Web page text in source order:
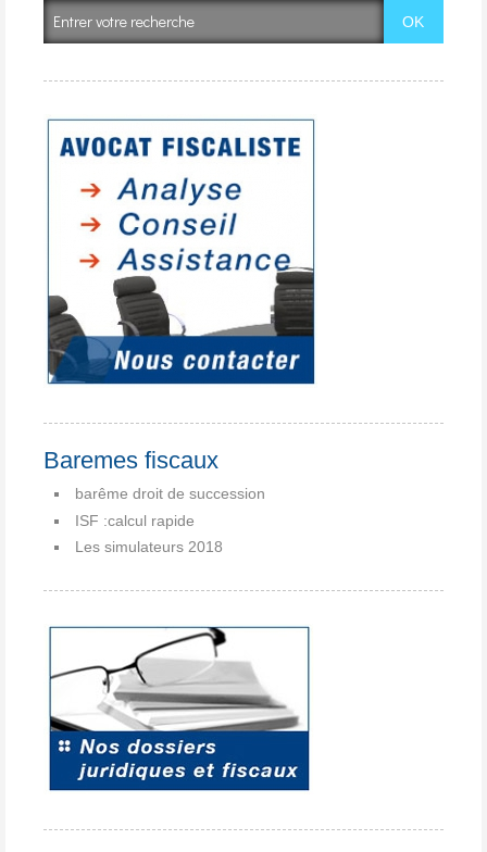
Baremes fiscaux
barême droit de succession
ISF :calcul rapide
Les simulateurs 2018